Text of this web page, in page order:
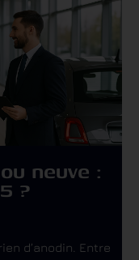
neuve :
?
d’anodin. Entre